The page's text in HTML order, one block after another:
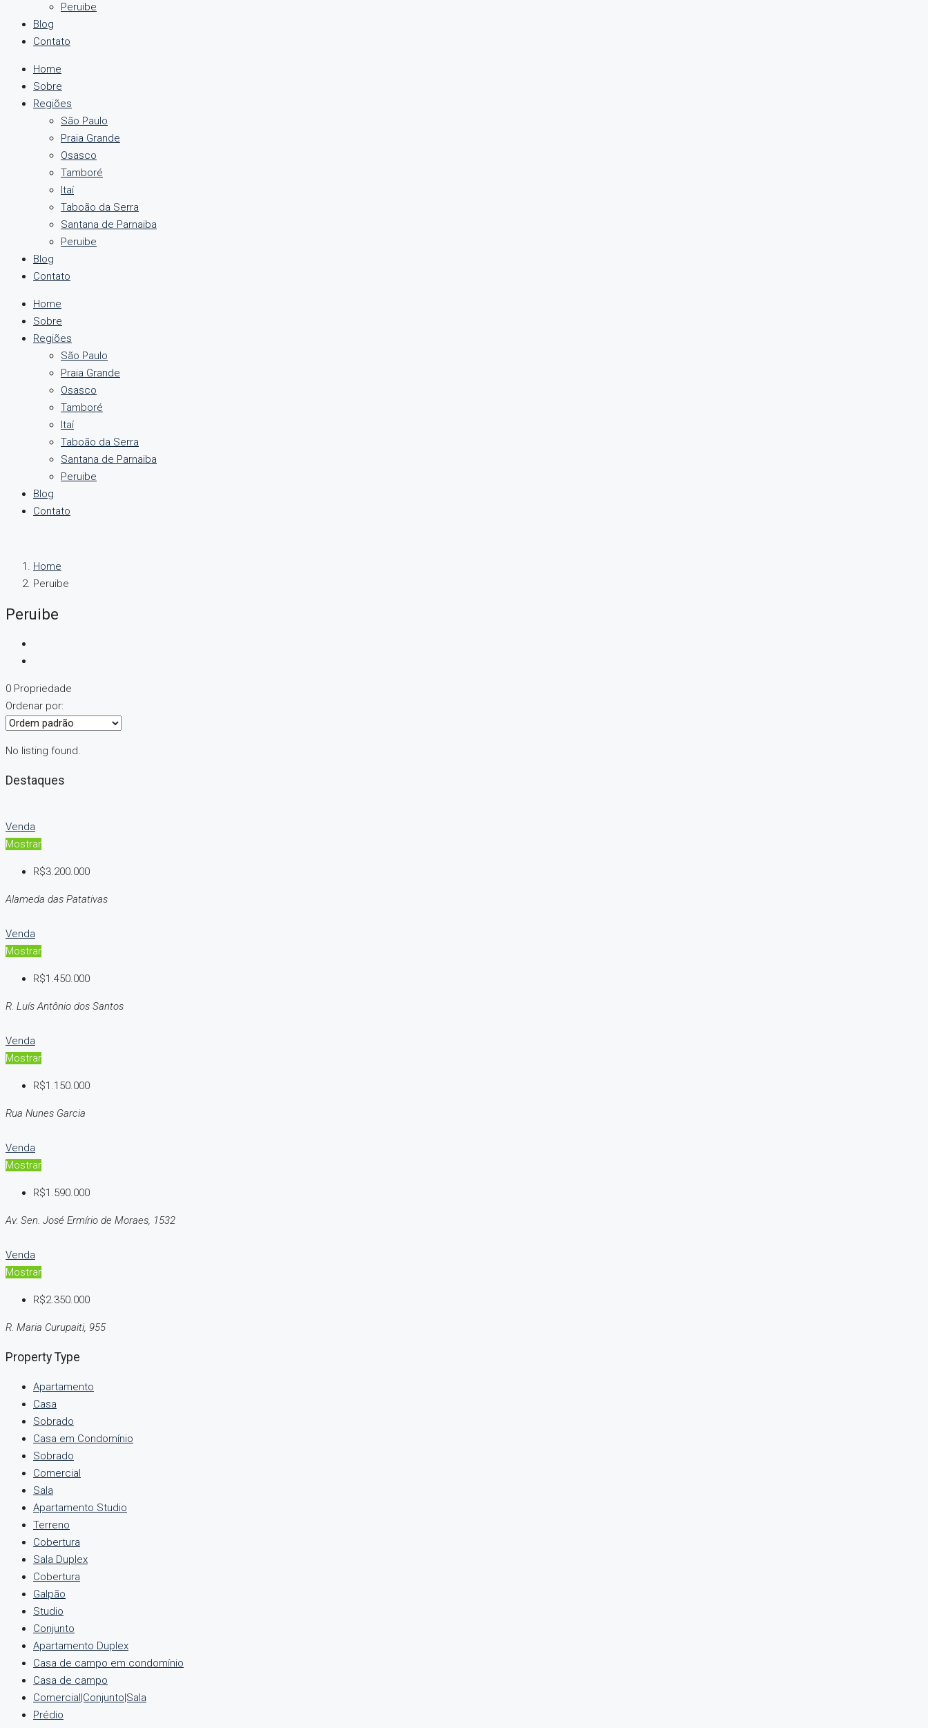
Peruibe
Blog
Contato
Home
Sobre
Regiões
São Paulo
Praia Grande
Osasco
Tamboré
Itaí
Taboão da Serra
Santana de Parnaiba
Peruibe
Blog
Contato
Home
Sobre
Regiões
São Paulo
Praia Grande
Osasco
Tamboré
Itaí
Taboão da Serra
Santana de Parnaiba
Peruibe
Blog
Contato
Home
Peruibe
Peruibe
0 Propriedade
Ordenar por:
No listing found.
Destaques
Venda
Mostrar
R$3.200.000
Alameda das Patativas
Venda
Mostrar
R$1.450.000
R. Luís Antônio dos Santos
Venda
Mostrar
R$1.150.000
Rua Nunes Garcia
Venda
Mostrar
R$1.590.000
Av. Sen. José Ermírio de Moraes, 1532
Venda
Mostrar
R$2.350.000
R. Maria Curupaiti, 955
Property Type
Apartamento
Casa
Sobrado
Casa em Condomínio
Sobrado
Comercial
Sala
Apartamento Studio
Terreno
Cobertura
Sala Duplex
Cobertura
Galpão
Studio
Conjunto
Apartamento Duplex
Casa de campo em condomínio
Casa de campo
Comercial|Conjunto|Sala
Prédio